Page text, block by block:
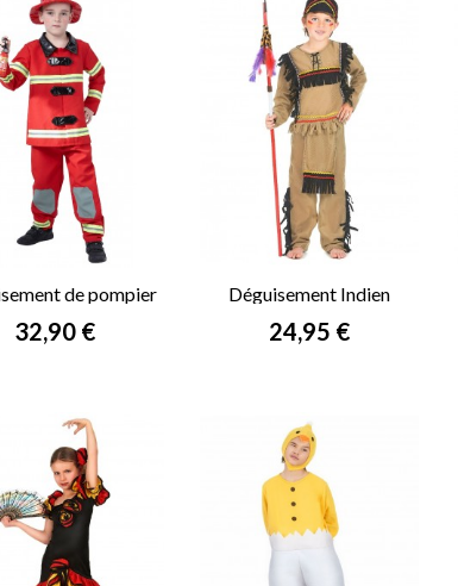
de pompier
garçon
Prix
32,90 €
Déguisement Indien
garçon
Prix
24,95 €